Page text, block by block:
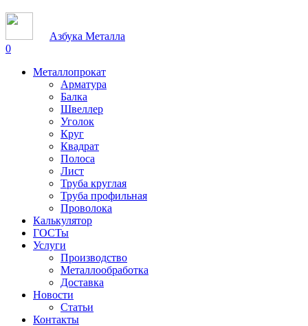
Азбука Металла
0
Металлопрокат
Арматура
Балка
Швеллер
Уголок
Круг
Квадрат
Полоса
Лист
Труба круглая
Труба профильная
Проволока
Калькулятор
ГОСТы
Услуги
Производство
Металлообработка
Доставка
Новости
Статьи
Контакты